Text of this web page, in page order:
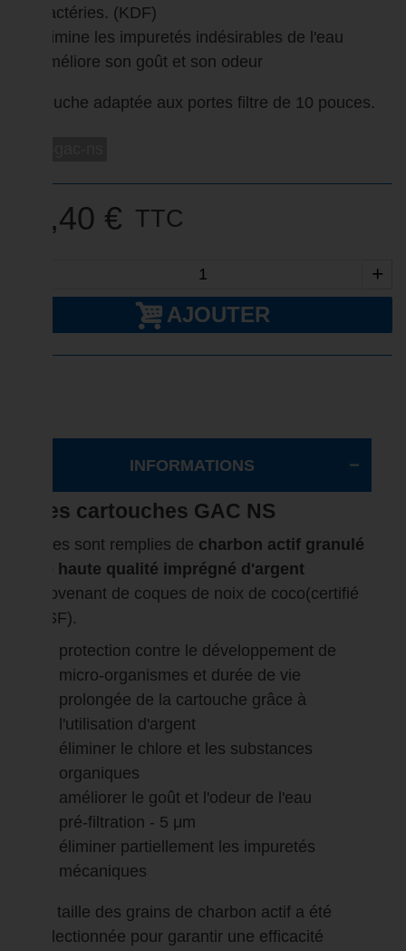
bactéries. (KDF)
élimine les impuretés indésirables de l'eau
améliore son goût et son odeur
Cartouche adaptée aux portes filtre de 10 pouces.
17,40 € TTC
+
AJOUTER
INFORMATIONS
Les cartouches GAC NS
Elles sont remplies de charbon actif granulé
de haute qualité imprégné d'argent
provenant de coques de noix de coco(certifié
NSF).
protection contre le développement de
micro-organismes et durée de vie
prolongée de la cartouche grâce à
l'utilisation d'argent
éliminer le chlore et les substances
organiques
améliorer le goût et l'odeur de l'eau
pré-filtration - 5 μm
éliminer partiellement les impuretés
mécaniques
La taille des grains de charbon actif a été
sélectionnée pour garantir une efficacité